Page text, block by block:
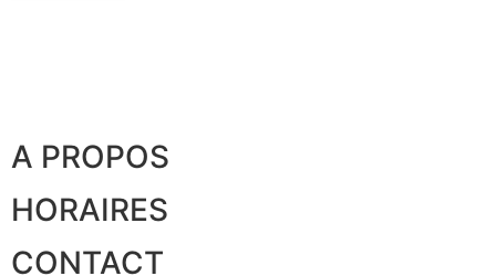
A PROPOS
HORAIRES
CONTACT